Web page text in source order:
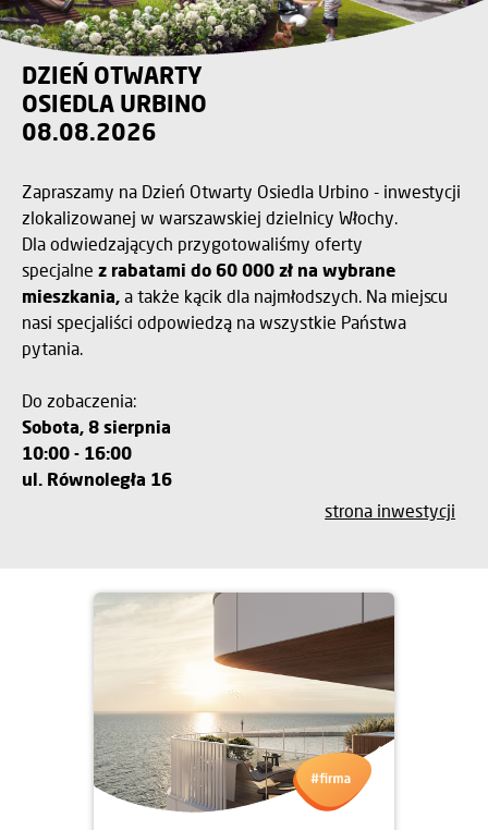
DZIEŃ OTWARTY
OSIEDLA URBINO
08.08.2026
Zapraszamy na Dzień Otwarty Osiedla Urbino - inwestycji
zlokalizowanej w warszawskiej dzielnicy Włochy.
Dla odwiedzających przygotowaliśmy oferty
specjalne z rabatami do 60 000 zł na wybrane
mieszkania, a także kącik dla najmłodszych. Na miejscu
nasi specjaliści odpowiedzą na wszystkie Państwa
pytania.
Do zobaczenia:
Sobota, 8 sierpnia
10:00 - 16:00
ul. Równoległa 16
strona inwestycji